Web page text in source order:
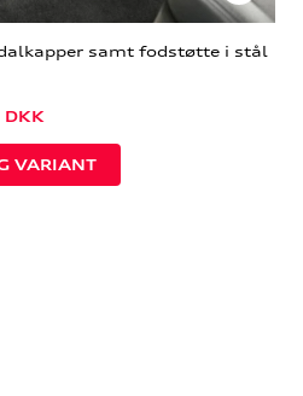
samt fodstøtte i stål
DKK
VARIANT